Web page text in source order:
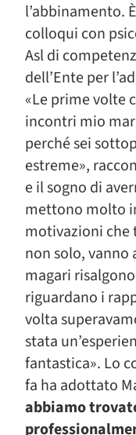
l’abbinamento.
colloqui con
Asl di
dell’Ente per
«Le prime volte
incontri mio
perché sei
estreme»,
e il sogno di
mettono molto
motivazioni che
non solo,
magari
riguardano i
volta
stata
fantastica». Lo
fa ha adottato
abbiamo